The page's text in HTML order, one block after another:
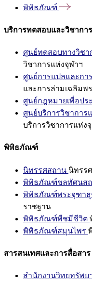
พิพิธภัณฑ์
บริการทดสอบและวิชาการ
ศูนย์ทดสอบทางวิชา
วิชาการแห่งจุฬาฯ
ศูนย์การแปลและกา
และการล่ามเฉลิมพ
ศูนย์กฎหมายเพื่อปร
ศูนย์บริการวิชาการ
บริการวิชาการแห่ง
พิพิธภัณฑ์
นิทรรศสถาน นิทรร
พิพิธภัณฑ์ชลทัศนส
พิพิธภัณฑ์พระจุฑาธุ
ราชฐาน
พิพิธภัณฑ์พืชมีชีวิต
พิพิธภัณฑ์สมุนไพร
สารสนเทศและการสื่อสาร
สำนักงานวิทยทรัพย